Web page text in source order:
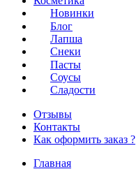
Новинки
Блог
Лапша
Снеки
Пасты
Соусы
Сладости
Отзывы
Контакты
Как оформить заказ ?
Главная